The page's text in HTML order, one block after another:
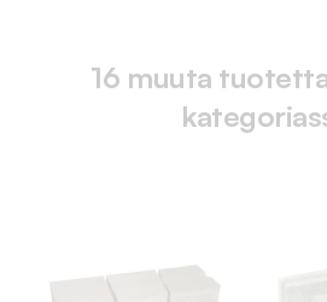
16 muuta